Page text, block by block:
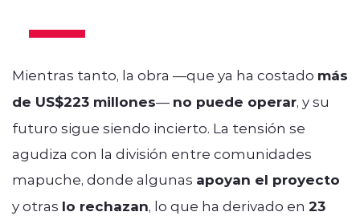
Mientras tanto, la obra —que ya ha costado más
de US$223 millones— no puede operar, y su
futuro sigue siendo incierto. La tensión se
agudiza con la división entre comunidades
mapuche, donde algunas apoyan el proyecto
y otras lo rechazan, lo que ha derivado en 23